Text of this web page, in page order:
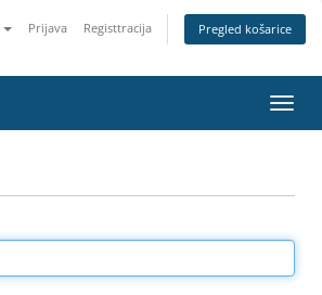
Prijava Registtracija Pregled košarice